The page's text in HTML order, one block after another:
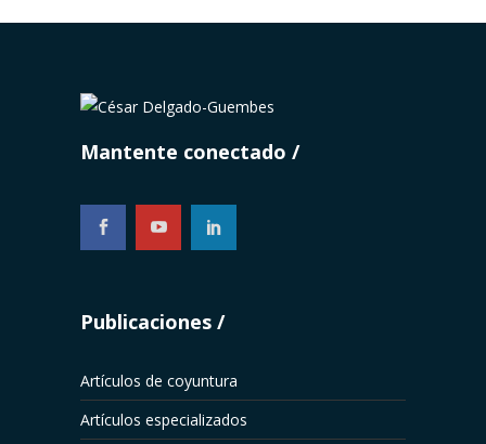
Mantente conectado
...
Publicaciones
Artículos de coyuntura
Artículos especializados